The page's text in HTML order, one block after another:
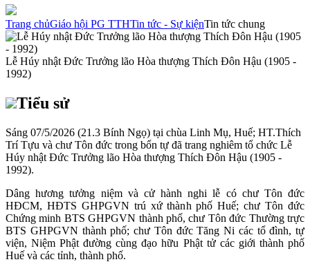
Trang chủGiáo hội PG TTHTin tức - Sự kiệnTin tức chung
Lễ Húy nhật Đức Trưởng lão Hòa thượng Thích Đôn Hậu (1905 -
1992)
Tiểu sử
Sáng 07/5/2026 (21.3 Bính Ngọ) tại chùa Linh Mụ, Huế; HT.Thích
Trí Tựu và chư Tôn đức trong bổn tự đã trang nghiêm tổ chức Lễ
Húy nhật Đức Trưởng lão Hòa thượng Thích Đôn Hậu (1905 -
1992).
Dâng hương tưởng niệm và cử hành nghi lễ có chư Tôn đức
HĐCM, HĐTS GHPGVN trú xứ thành phố Huế; chư Tôn đức
Chứng minh BTS GHPGVN thành phố, chư Tôn đức Thường trực
BTS GHPGVN thành phố; chư Tôn đức Tăng Ni các tổ đình, tự
viện, Niệm Phật đường cùng đạo hữu Phật tử các giới thành phố
Huế và các tỉnh, thành phố.